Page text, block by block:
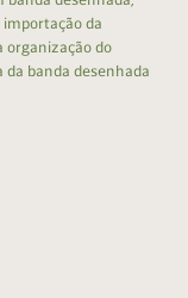
da
organização do
da banda desenhada